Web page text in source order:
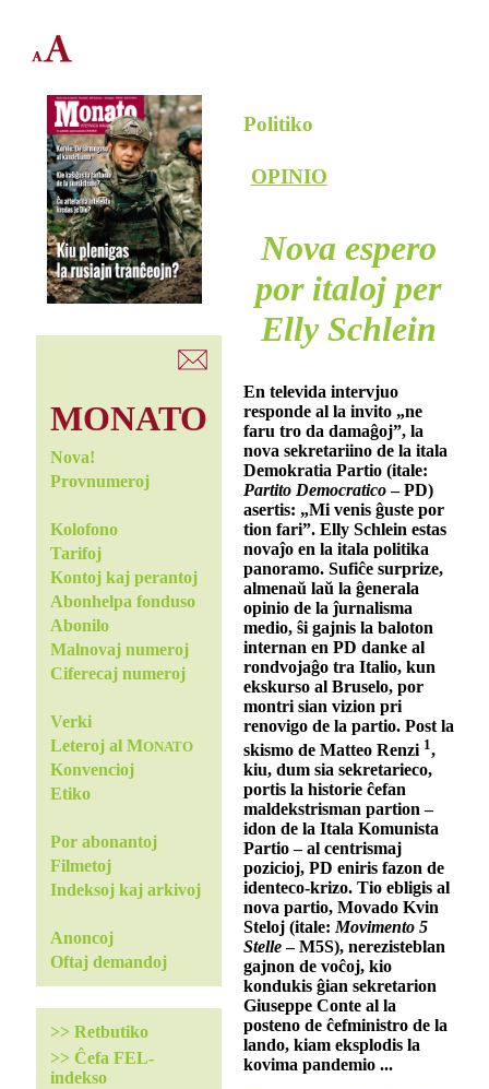
MONATO
Nova!
Provnumeroj
Kolofono
Tarifoj
Kontoj kaj perantoj
Abonhelpa fonduso
Abonilo
Malnovaj numeroj
Ciferecaj numeroj
Verki
Leteroj al MONATO
Konvencioj
Etiko
Por abonantoj
Filmetoj
Indeksoj kaj arkivoj
Anoncoj
Oftaj demandoj
>> Retbutiko
>> Ĉefa FEL-
indekso
Politiko
OPINIO
Nova espero
por italoj per
Elly Schlein
En televida intervjuo
responde al la invito „ne
faru tro da damaĝoj”, la
nova sekretariino de la itala
Demokratia Partio (itale:
Partito Democratico– PD)
asertis: „Mi venis ĝuste por
tion fari”. Elly Schlein estas
novaĵo en la itala politika
panoramo. Sufiĉe surprize,
almenaŭ laŭ la ĝenerala
opinio de la ĵurnalisma
medio, ŝi gajnis la baloton
internan en PD danke al
rondvojaĝo tra Italio, kun
ekskurso al Bruselo, por
montri sian vizion pri
renovigo de la partio. Post la
skismo de Matteo Renzi 1,
kiu, dum sia sekretarieco,
portis la historie ĉefan
maldekstrisman partion –
idon de la Itala Komunista
Partio – al centrismaj
pozicioj, PD eniris fazon de
identeco-krizo. Tio ebligis al
nova partio, Movado Kvin
Steloj (itale: Movimento 5
Stelle– M5S), nerezisteblan
gajnon de voĉoj, kio
kondukis ĝian sekretarion
Giuseppe Conte al la
posteno de ĉefministro de la
lando, kiam eksplodis la
kovima pandemio ...